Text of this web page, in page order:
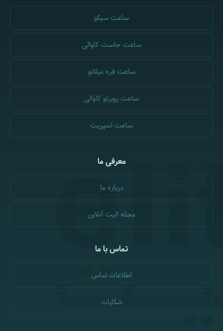
ساعت سیکو
ساعت جاست کاوالی
ساعت فره میلانو
ساعت روبرتو کاوالی
ساعت اسپریت
معرفی ما
درباره ما
مجله الیت آنلاین
تماس با ما
اطلاعات تماس
شکایات